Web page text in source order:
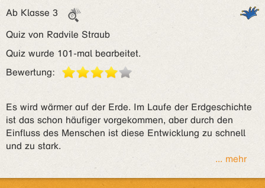
Ab Klasse 3
Quiz von Radvile Straub
Quiz wurde 101-mal bearbeitet.
Bewertung:
Es wird wärmer auf der Erde. Im Laufe der Erdgeschichte
ist das schon häufiger vorgekommen, aber durch den
Einfluss des Menschen ist diese Entwicklung zu schnell
und zu stark.
... mehr